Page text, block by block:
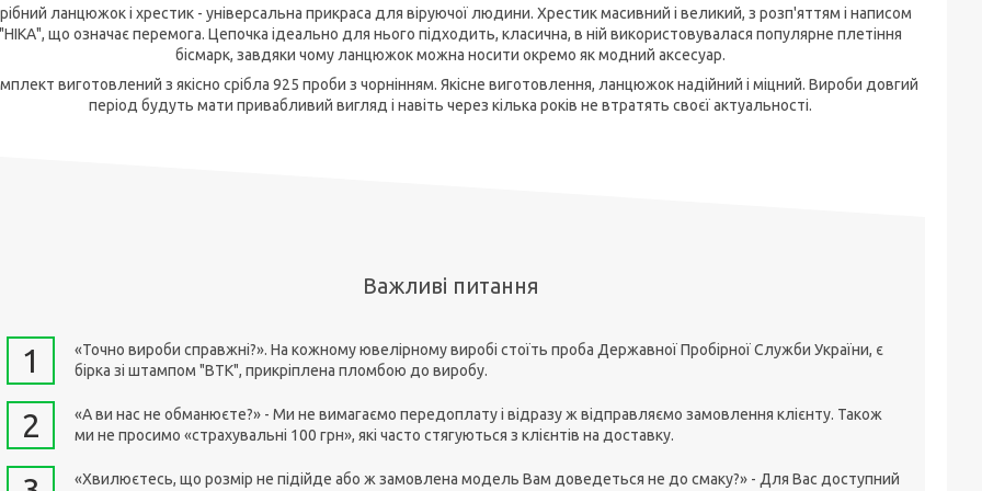
ланцюжок і хрестик - універсальна прикраса для віруючої людини. Хрестик масивний і великий, з розп'яттям і написом
"НІКА", що означає перемога. Цепочка ідеально для нього підходить, класична, в ній використовувалася популярне плетіння
бісмарк, завдяки чому ланцюжок можна носити окремо як модний аксесуар.
виготовлений з якісно срібла 925 проби з чорнінням. Якісне виготовлення, ланцюжок надійний і міцний. Вироби довгий
період будуть мати привабливий вигляд і навіть через кілька років не втратять своєї актуальності.
Важливі питання
1
«Точно вироби справжні?». На кожному ювелірному виробі стоїть проба Державної Пробірної Служби України, є
бірка зі штампом "ВТК", прикріплена пломбою до виробу.
2
«А ви нас не обманюєте?» - Ми не вимагаємо передоплату і відразу ж відправляємо замовлення клієнту. Також
ми не просимо «страхувальні 100 грн», які часто стягуються з клієнтів на доставку.
«Хвилюєтесь, що розмір не підійде або ж замовлена модель Вам доведеться не до смаку?» - Для Вас доступний